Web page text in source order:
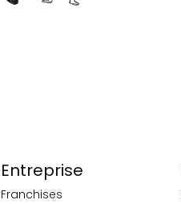
Entreprise
Franchises